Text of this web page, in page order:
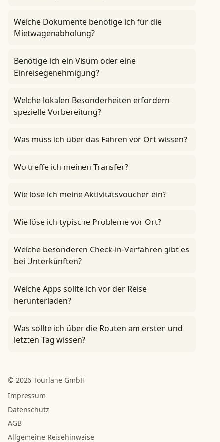
Welche Dokumente benötige ich für die
Mietwagenabholung?
Benötige ich ein Visum oder eine
Einreisegenehmigung?
Welche lokalen Besonderheiten erfordern
spezielle Vorbereitung?
Was muss ich über das Fahren vor Ort wissen?
Wo treffe ich meinen Transfer?
Wie löse ich meine Aktivitätsvoucher ein?
Wie löse ich typische Probleme vor Ort?
Welche besonderen Check-in-Verfahren gibt es
bei Unterkünften?
Welche Apps sollte ich vor der Reise
herunterladen?
Was sollte ich über die Routen am ersten und
letzten Tag wissen?
© 2026 Tourlane GmbH
Impressum
Datenschutz
AGB
Allgemeine Reisehinweise